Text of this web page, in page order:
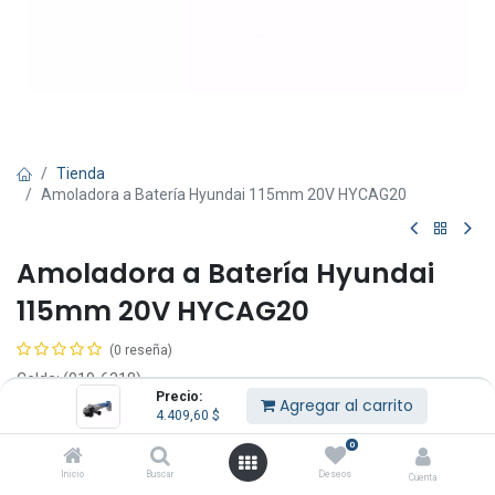
Precio:
4.409,60 $ Agregar al carrito
Inicio Buscar
0
Deseos Cuenta
Tienda
Amoladora a Batería Hyundai 115mm 20V HYCAG20
Amoladora a Batería Hyundai
115mm 20V HYCAG20
(0 reseña)
Celda: (019-6318)
(No incluye batería ni cargador).
Velocidad: 8500rpm.